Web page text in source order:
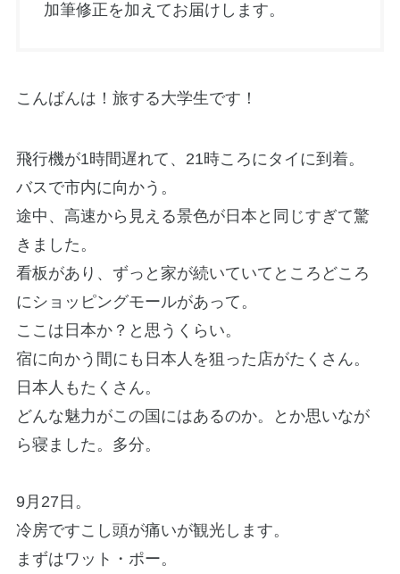
加筆修正を加えてお届けします。
こんばんは！旅する大学生です！
飛行機が1時間遅れて、21時ころにタイに到着。
バスで市内に向かう。
途中、高速から見える景色が日本と同じすぎて驚
きました。
看板があり、ずっと家が続いていてところどころ
にショッピングモールがあって。
ここは日本か？と思うくらい。
宿に向かう間にも日本人を狙った店がたくさん。
日本人もたくさん。
どんな魅力がこの国にはあるのか。とか思いなが
ら寝ました。多分。
9月27日。
冷房ですこし頭が痛いが観光します。
まずはワット・ポー。